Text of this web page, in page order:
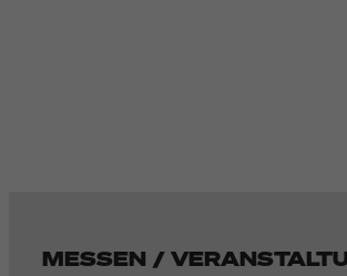
MESSEN /